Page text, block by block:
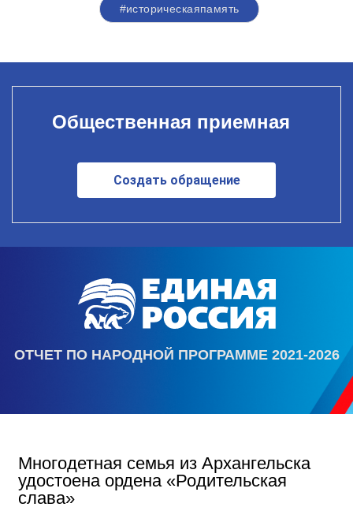
#историческаяпамять
Общественная приемная
Создать обращение
ОТЧЕТ ПО НАРОДНОЙ ПРОГРАММЕ 2021-2026
Многодетная семья из Архангельска
удостоена ордена «Родительская
слава»